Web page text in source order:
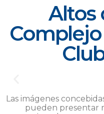
Altos
Las imágenes
pueden presentar